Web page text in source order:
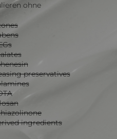
ohne
preservatives
ingredients